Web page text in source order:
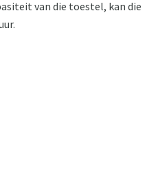
van die toestel, kan die